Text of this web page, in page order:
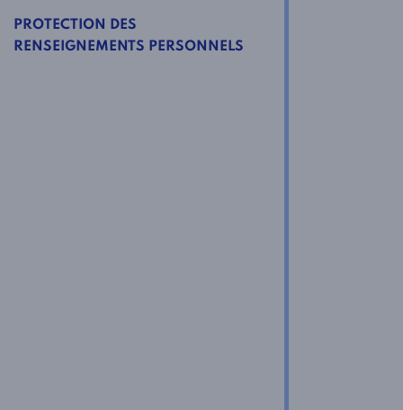
PROTECTION DES
RENSEIGNEMENTS PERSONNELS